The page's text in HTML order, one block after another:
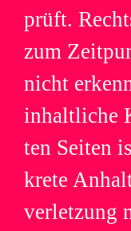
prüft.
zum
nicht
inhalt­li­che
ten Sei­ten
krete
ver­let­zung